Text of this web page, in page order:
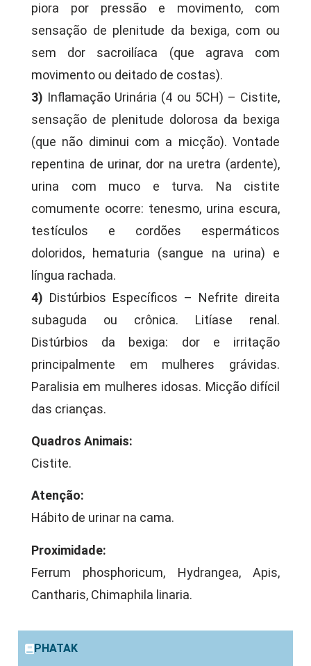
piora por pressão e movimento, com
sensação de plenitude da bexiga, com ou
sem dor sacroilíaca (que agrava com
movimento ou deitado de costas).
3) Inflamação Urinária (4 ou 5CH) – Cistite,
sensação de plenitude dolorosa da bexiga
(que não diminui com a micção). Vontade
repentina de urinar, dor na uretra (ardente),
urina com muco e turva. Na cistite
comumente ocorre: tenesmo, urina escura,
testículos e cordões espermáticos
doloridos, hematuria (sangue na urina) e
língua rachada.
4) Distúrbios Específicos – Nefrite direita
subaguda ou crônica. Litíase renal.
Distúrbios da bexiga: dor e irritação
principalmente em mulheres grávidas.
Paralisia em mulheres idosas. Micção difícil
das crianças.
Quadros Animais:
Cistite.
Atenção:
Hábito de urinar na cama.
Proximidade:
Ferrum phosphoricum, Hydrangea, Apis,
Cantharis, Chimaphila linaria.
PHATAK